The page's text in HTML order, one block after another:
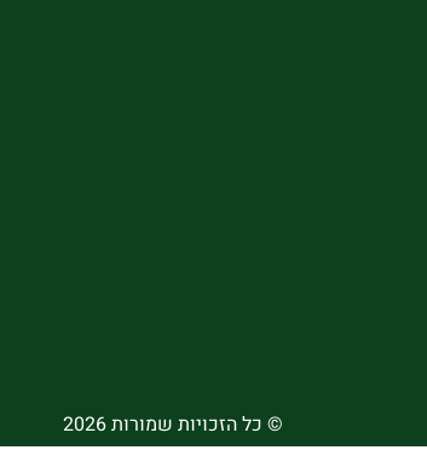
© כל הזכויות שמורות 2026